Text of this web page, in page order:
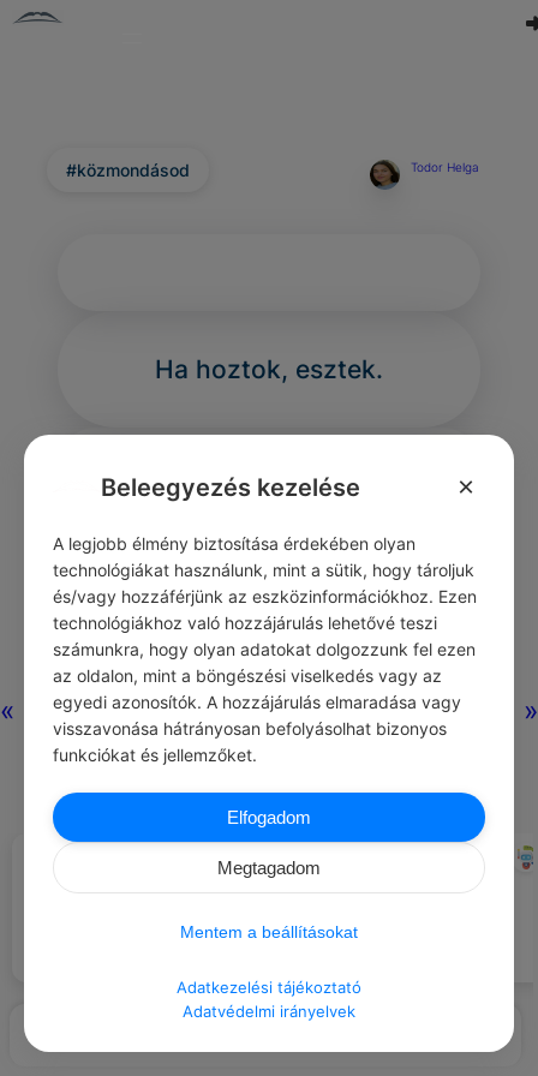
« »
#közmondásod Todor Helga
Ha hoztok, esztek.
Nincs még
hozzászólás.
#IDÉZETEK HATALOM
Ahol a szeretet uralkodik, ott
hatalomé az elsőbbség, ott
nyoma sincs a szeretetnek.
CHATGPT
Beleegyezés kezelése ×
A legjobb élmény biztosítása érdekében olyan
technológiákat használunk, mint a sütik, hogy tároljuk
és/vagy hozzáférjünk az eszközinformációkhoz. Ezen
technológiákhoz való hozzájárulás lehetővé teszi
számunkra, hogy olyan adatokat dolgozzunk fel ezen
az oldalon, mint a böngészési viselkedés vagy az
egyedi azonosítók. A hozzájárulás elmaradása vagy
visszavonása hátrányosan befolyásolhat bizonyos
funkciókat és jellemzőket.
Elfogadom
Megtagadom
Mentem a beállításokat
Adatkezelési tájékoztató
Adatvédelmi irányelvek